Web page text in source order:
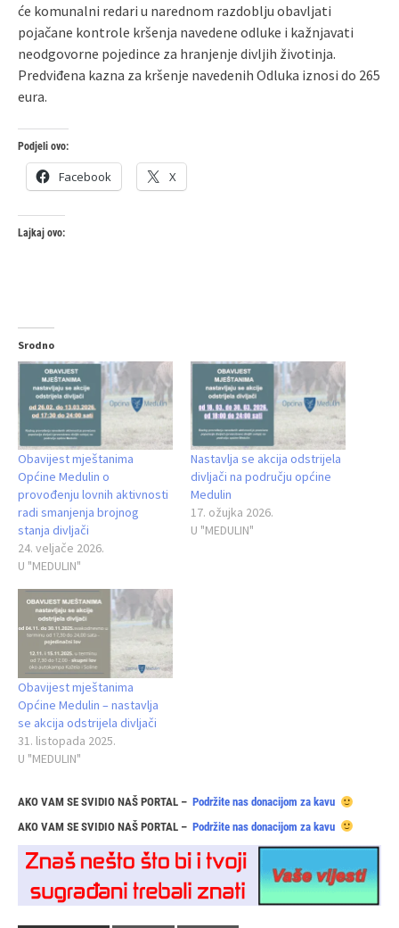
će komunalni redari u narednom razdoblju obavljati
pojačane kontrole kršenja navedene odluke i kažnjavati
neodgovorne pojedince za hranjenje divljih životinja.
Predviđena kazna za kršenje navedenih Odluka iznosi do 265
eura.
Podjeli ovo:
Facebook X
Lajkaj ovo:
Srodno
Obavijest mještanima
Općine Medulin o
provođenju lovnih aktivnosti
radi smanjenja brojnog
stanja divljači
24. veljače 2026.
U "MEDULIN"
Nastavlja se akcija odstrijela
divljači na području općine
Medulin
17. ožujka 2026.
U "MEDULIN"
Obavijest mještanima
Općine Medulin – nastavlja
se akcija odstrijela divljači
31. listopada 2025.
U "MEDULIN"
AKO VAM SE SVIDIO NAŠ PORTAL – Podržite nas donacijom za kavu
AKO VAM SE SVIDIO NAŠ PORTAL – Podržite nas donacijom za kavu